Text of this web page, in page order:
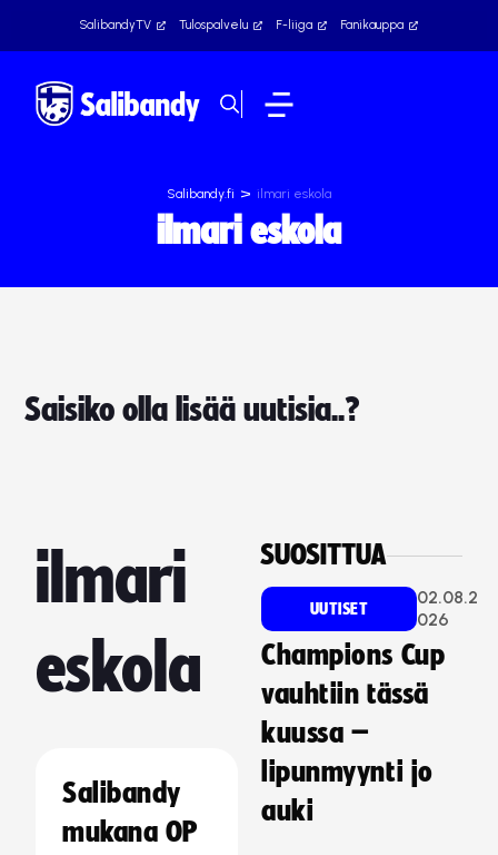
SalibandyTV Tulospalvelu F-liiga Fanikauppa
Salibandy.fi > ilmari eskola
ilmari eskola
Saisiko olla lisää uutisia..?
ilmari
eskola
Salibandy
mukana OP
SUOSITTUA
UUTISET
02.08.2
026
Champions Cup
vauhtiin tässä
kuussa –
lipunmyynti jo
auki